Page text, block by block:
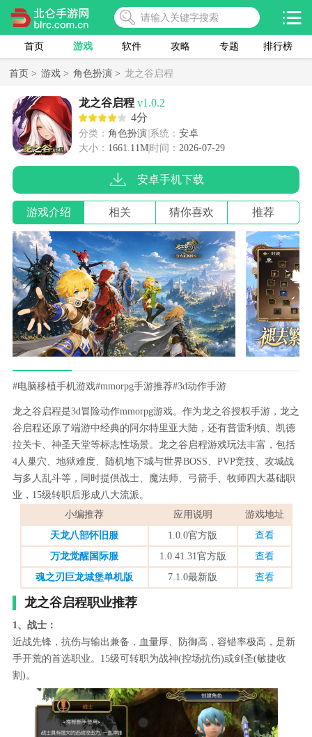
首页 游戏 软件 攻略 专题 排行榜
首页 > 游戏 > 角色扮演 > 龙之谷启程
龙之谷启程 v1.0.2
4分
分类： 角色扮演 系统： 安卓
大小： 1661.11M 时间： 2026-07-29
安卓手机下载
游戏介绍 相关 猜你喜欢 推荐
#电脑移植手机游戏#mmorpg手游推荐#3d动作手游
龙之谷启程是3d冒险动作mmorpg游戏。作为龙之谷授权手游，龙之
谷启程还原了端游中经典的阿尔特里亚大陆，还有普雷利镇、凯德
拉关卡、神圣天堂等标志性场景。龙之谷启程游戏玩法丰富，包括
4人巢穴、地狱难度、随机地下城与世界BOSS、PVP竞技、攻城战
与多人乱斗等，同时提供战士、魔法师、弓箭手、牧师四大基础职
业，15级转职后形成八大流派。
小编推荐
应用说明
游戏地址
天龙八部怀旧服
1.0.0官方版
查看
万龙觉醒国际服
1.0.41.31官方版
查看
魂之刃巨龙城堡单机版
7.1.0最新版 查看
龙之谷启程职业推荐
1、战士：
近战先锋，抗伤与输出兼备，血量厚、防御高，容错率极高，是新
手开荒的首选职业。15级可转职为战神(控场抗伤)或剑圣(敏捷收
割)。